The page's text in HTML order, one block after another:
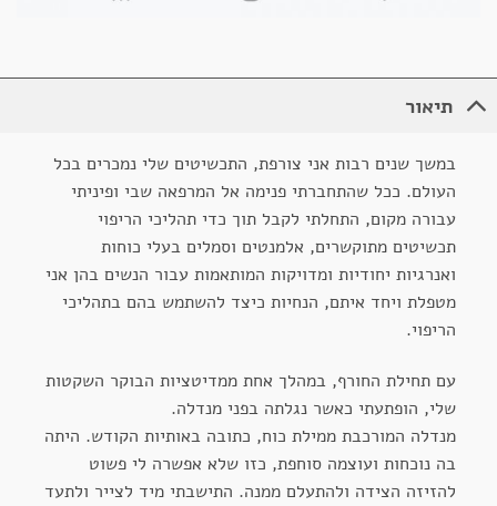
תיאור
במשך שנים רבות אני צורפת, התכשיטים שלי נמכרים בכל
העולם. ככל שהתחברתי פנימה אל המרפאה שבי ופיניתי
עבורה מקום, התחלתי לקבל תוך כדי תהליכי הריפוי
תכשיטים מתוקשרים, אלמנטים וסמלים בעלי כוחות
ואנרגיות יחודיות ומדויקות המותאמות עבור הנשים בהן אני
מטפלת ויחד איתם, הנחיות כיצד להשתמש בהם בתהליכי
הריפוי.
עם תחילת החורף, במהלך אחת ממדיטציות הבוקר השקטות
שלי, הופתעתי כאשר נגלתה בפני מנדלה.
מנדלה המורכבת ממילת כוח, כתובה באותיות הקודש. היתה
בה נוכחות ועוצמה סוחפת, כזו שלא אפשרה לי פשוט
להזיזה הצידה ולהתעלם ממנה. התישבתי מיד לצייר ולתעד